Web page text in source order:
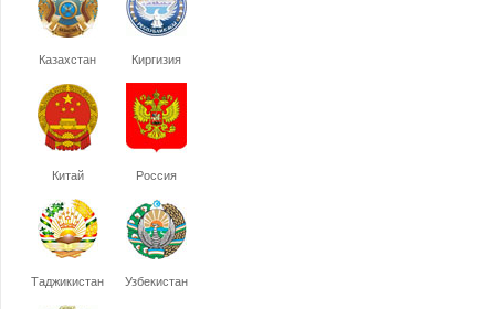
Казахстан Киргизия
Китай Россия
Таджикистан Узбекистан